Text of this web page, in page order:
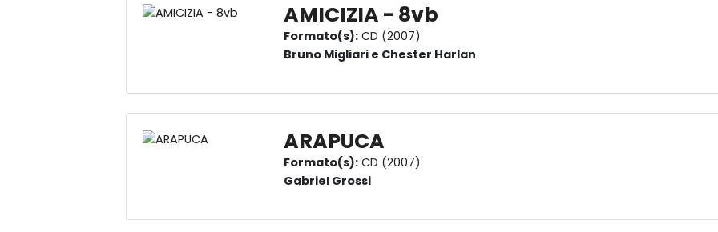
AMICIZIA - 8vb
Formato(s): CD (2007)
Bruno Migliari e Chester Harlan
ARAPUCA
Formato(s): CD (2007)
Gabriel Grossi